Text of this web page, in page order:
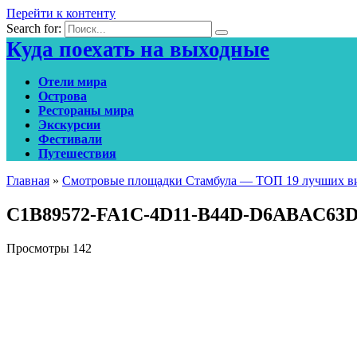
Перейти к контенту
Search for:
Куда поехать на выходные
Отели мира
Острова
Рестораны мира
Экскурсии
Фестивали
Путешествия
Главная » Смотровые площадки Стамбула — ТОП 19 лучших
C1B89572-FA1C-4D11-B44D-
Просмотры 142